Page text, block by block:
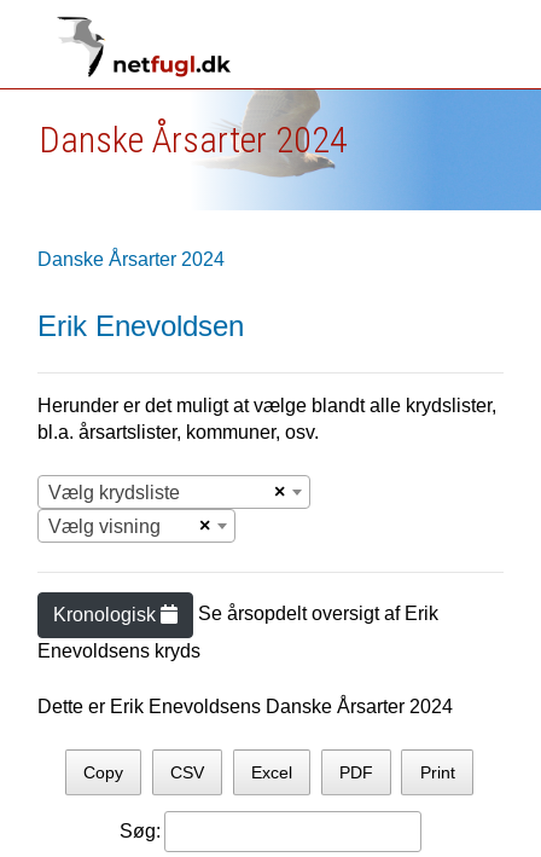
Danske Årsarter 2024
Danske Årsarter 2024
Erik Enevoldsen
Herunder er det muligt at vælge blandt alle krydslister,
bl.a. årsartslister, kommuner, osv.
×
Vælg krydsliste
×
Vælg visning
Kronologisk Se årsopdelt oversigt af Erik
Enevoldsens kryds
Dette er Erik Enevoldsens Danske Årsarter 2024
Copy CSV Excel PDF Print
Søg: